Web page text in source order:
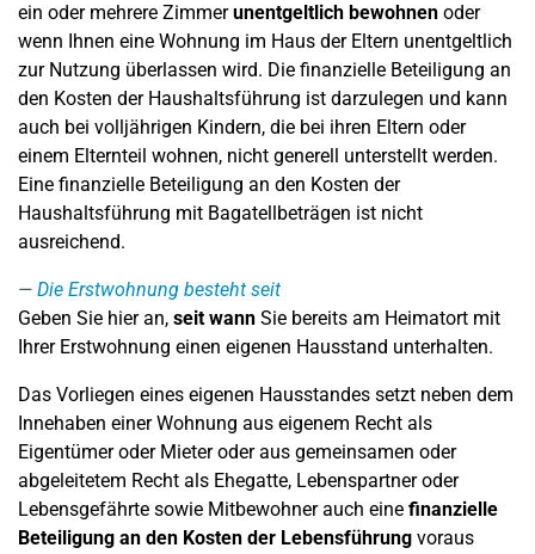
ein oder mehrere Zimmerunentgeltlich bewohnen oder
wenn Ihnen eine Wohnung im Haus der Eltern unentgeltlich
zur Nutzung überlassen wird. Die finanzielle Beteiligung an
den Kosten der Haushaltsführung ist darzulegen und kann
auch bei volljährigen Kindern, die bei ihren Eltern oder
einem Elternteil wohnen, nicht generell unterstellt werden.
Eine finanzielle Beteiligung an den Kosten der
Haushaltsführung mit Bagatellbeträgen ist nicht
ausreichend.
Die Erstwohnung besteht seit
Geben Sie hier an, seit wann Sie bereits am Heimatort mit
Ihrer Erstwohnung einen eigenen Hausstand unterhalten.
Das Vorliegen eines eigenen Hausstandes setzt neben dem
Innehaben einer Wohnung aus eigenem Recht als
Eigentümer oder Mieter oder aus gemeinsamen oder
abgeleitetem Recht als Ehegatte, Lebenspartner oder
Lebensgefährte sowie Mitbewohner auch eine finanzielle
Beteiligung an den Kosten der Lebensführung voraus